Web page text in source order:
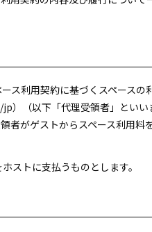
ス利用契約に基づくスペースの
（以下「代理受領者」といい
者がゲストからスペース利用料
ストに支払うものとします。